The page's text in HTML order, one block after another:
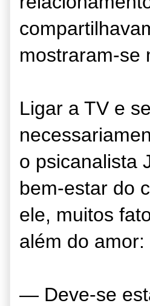
mostraram-se
Ligar a TV e
o psicanalista
bem-estar do
ele, muitos
além do amor:
— Deve-se